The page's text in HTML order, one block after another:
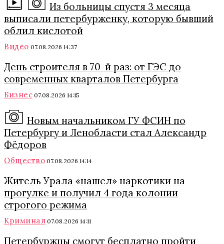
Из больницы спустя 3 месяца
выписали петербурженку, которую бывший
облил кислотой
Видео 07.08.2026 14:37
День строителя в 70-й раз: от ГЭС до
современных кварталов Петербурга
Бизнес 07.08.2026 14:15
Новым начальником ГУ ФСИН по
Петербургу и Ленобласти стал Александр
Фёдоров
Общество 07.08.2026 14:14
Житель Урала «нашел» наркотики на
прогулке и получил 4 года колонии
строгого режима
Криминал 07.08.2026 14:11
Петербуржцы смогут бесплатно пройти